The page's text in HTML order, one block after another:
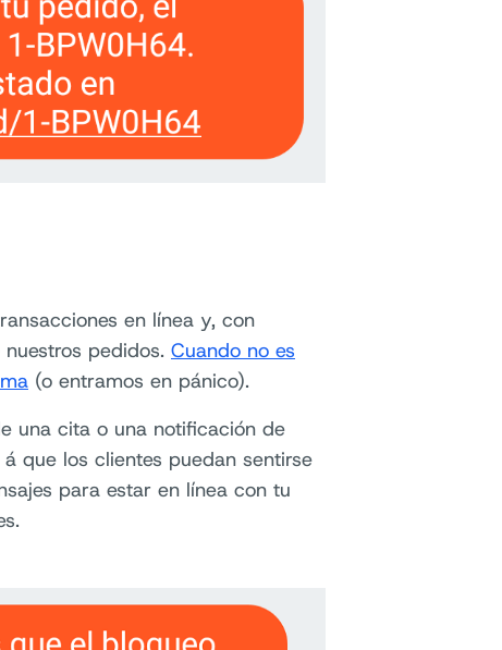
en línea y, con
pedidos. Cuando no es
(o entramos en pánico).
una cita o una notificación de
que los clientes puedan sentirse
para estar en línea con tu